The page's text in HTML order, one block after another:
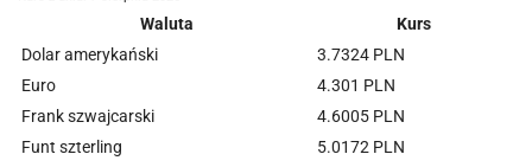
Waluta
Kurs
Dolar amerykański
3.7324 PLN
Euro
4.301 PLN
Frank szwajcarski
4.6005 PLN
Funt szterling
5.0172 PLN